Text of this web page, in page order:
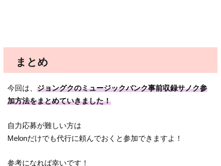
まとめ
今回は、ジョングクのミュージックバンク事前収録サノク参
加方法をまとめていきました！
自力応募が難しい方は
Melonだけでも代行に頼んでおくと参加できますよ！
参考になれば幸いです！